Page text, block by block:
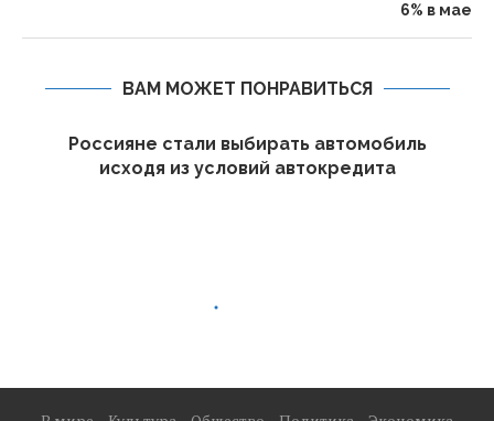
6% в мае
ВАМ МОЖЕТ ПОНРАВИТЬСЯ
Россияне стали выбирать автомобиль
исходя из условий автокредита